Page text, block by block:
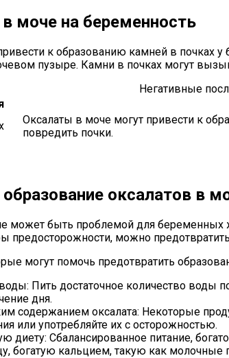
моче на беременность
к образованию камней в почках
пузыре. Камни в почках могут
Негативные
Оксалаты в моче могут привести к
повредить почки.
оксалатов в
может быть проблемой для
можно
могут помочь предотвратить
Пить достаточное количество воды
дня.
содержанием оксалата: Некоторые
или употребляйте их с осторожностью.
диету: Сбалансированное питание,
богатую кальцием, такую как молочные